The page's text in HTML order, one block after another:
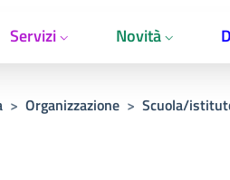
Servizi Novità
di pane
> Organizzazione > Scuola/